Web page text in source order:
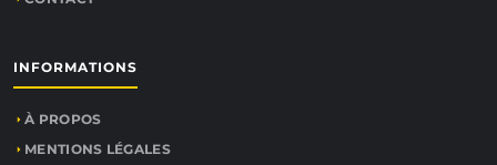
INFORMATIONS
À PROPOS
MENTIONS LÉGALES